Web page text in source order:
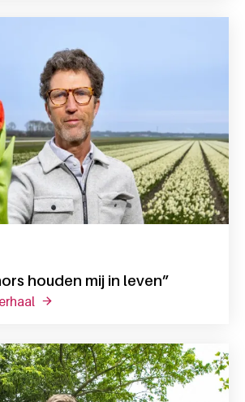
houden mij in leven”
over guido: “donors houden mij in